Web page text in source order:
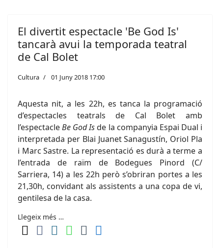
El divertit espectacle 'Be God Is'
tancarà avui la temporada teatral
de Cal Bolet
Cultura 01 Juny 2018 17:00
Aquesta nit, a les 22h, es tanca la programació
d’espectacles teatrals de Cal Bolet amb
l’espectacleBe God Isde la companyia Espai Dual i
interpretada per Blai Juanet Sanagustín, Oriol Pla
i Marc Sastre. La representació es durà a terme a
l’entrada de raïm de Bodegues Pinord (C/
Sarriera, 14) a les 22h però s’obriran portes a les
21,30h, convidant als assistents a una copa de vi,
gentilesa de la casa.
Llegeix més …